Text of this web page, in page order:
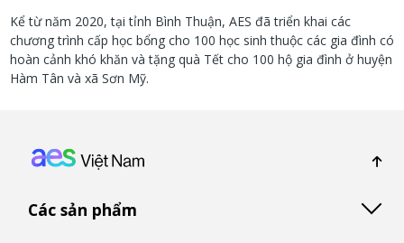
Kể từ năm 2020, tại tỉnh Bình Thuận, AES đã triển khai các
chương trình cấp học bổng cho 100 học sinh thuộc các gia đình có
hoàn cảnh khó khăn và tặng quà Tết cho 100 hộ gia đình ở huyện
Hàm Tân và xã Sơn Mỹ.
Footer: Vietnam
Các sản phẩm